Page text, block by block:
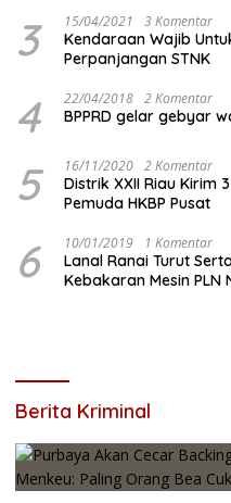
3 15/04/2021 3 Komentar
Kendaraan Wajib
Perpanjangan STNK
4 22/04/2018 2 Komentar
BPPRD gelar gebyar
5 16/11/2020 2 Komentar
Distrik XXII Riau Kirim
Pemuda HKBP Pusat
6 10/01/2019 1 Komentar
Lanal Ranai Turut
Kebakaran Mesin PLN
Berita Kriminal